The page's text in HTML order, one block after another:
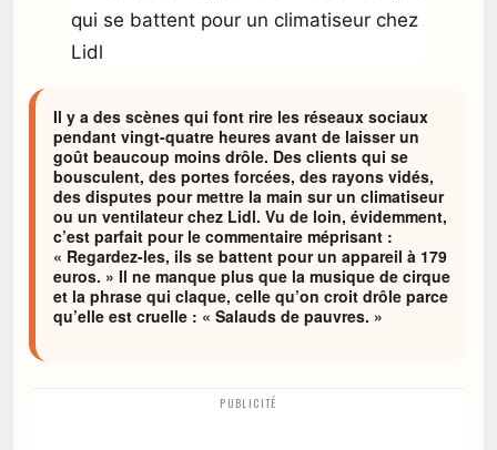
Il y a des scènes qui font rire les réseaux sociaux
pendant vingt-quatre heures avant de laisser un
goût beaucoup moins drôle. Des clients qui se
bousculent, des portes forcées, des rayons vidés,
des disputes pour mettre la main sur un climatiseur
ou un ventilateur chez Lidl. Vu de loin, évidemment,
c’est parfait pour le commentaire méprisant :
« Regardez-les, ils se battent pour un appareil à 179
euros. » Il ne manque plus que la musique de cirque
et la phrase qui claque, celle qu’on croit drôle parce
qu’elle est cruelle : « Salauds de pauvres. »
PUBLICITÉ